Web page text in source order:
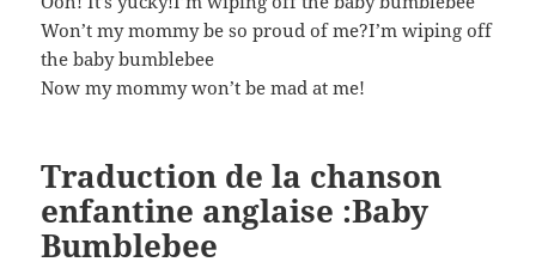
Won’t my mommy be so proud of me?I’m wiping off
the baby bumblebee
Now my mommy won’t be mad at me!
Traduction de la chanson
enfantine anglaise :Baby
Bumblebee